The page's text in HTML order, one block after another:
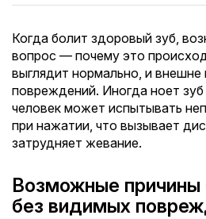
Когда болит здоровый зуб,
вопрос — почему это
выглядит нормально, и
повреждений. Иногда ноет
человек может испытывать
при нажатии, что вызывает
затрудняет жевание.
Возможные причины
без видимых